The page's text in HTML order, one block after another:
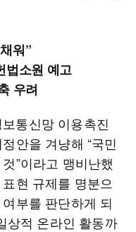
워”
법소원 예고
우려
통신망 이용촉진
안을 겨냥해 “국민
”이라고 맹비난했
현 규제를 명분으
부를 판단하게 되
상적 온라인 활동까